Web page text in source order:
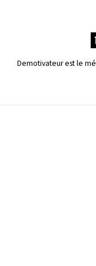
Demotivateur est le